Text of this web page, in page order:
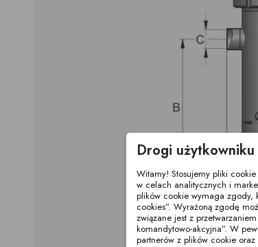
Drogi użytkowniku
Witamy! Stosujemy pliki
w celach analitycznych i
plików cookie wymaga zgody,
cookies”. Wyrażoną zgodę
związane jest z
komandytowo-akcyjna”. W
partnerów z plików cookie